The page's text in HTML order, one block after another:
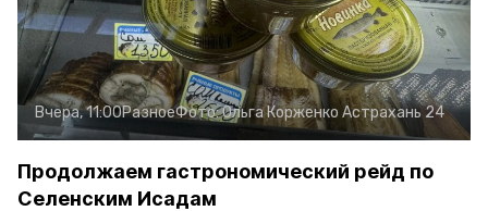
Вчера, 11:00РазноеФото:Ольга Корженко Астрахань 24
Продолжаем гастрономический рейд по
Селенским Исадам